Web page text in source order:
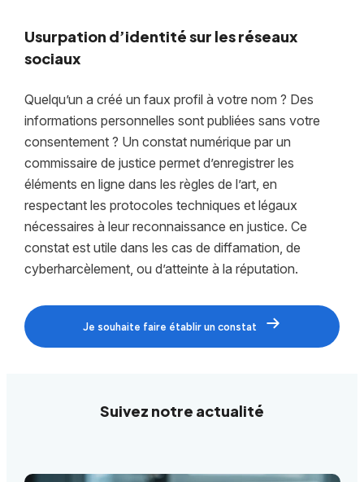
Usurpation d’identité sur les réseaux
sociaux
Quelqu’un a créé un faux profil à votre nom ? Des
informations personnelles sont publiées sans votre
consentement ? Un constat numérique par un
commissaire de justice permet d’enregistrer les
éléments en ligne dans les règles de l’art, en
respectant les protocoles techniques et légaux
nécessaires à leur reconnaissance en justice. Ce
constat est utile dans les cas de diffamation, de
cyberharcèlement, ou d’atteinte à la réputation.
Je souhaite faire établir un constat
Suivez notre actualité